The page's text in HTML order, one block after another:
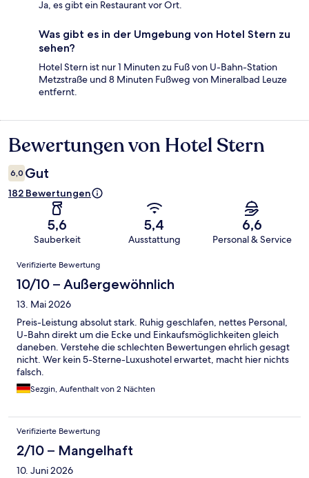
Ja, es gibt ein Restaurant vor Ort.
Was gibt es in der Umgebung von Hotel Stern zu
sehen?
Hotel Stern ist nur 1 Minuten zu Fuß von U-Bahn-Station
Metzstraße und 8 Minuten Fußweg von Mineralbad Leuze
entfernt.
Bewertungen
Bewertungen von Hotel Stern
6,0 Gut
182 Bewertungen
5,6
Sauberkeit
5,4
Ausstattung
6,6
Personal & Service
Bewertungen
Verifizierte Bewertung
10/10 – Außergewöhnlich
13. Mai 2026
Preis-Leistung absolut stark. Ruhig geschlafen, nettes Personal,
U-Bahn direkt um die Ecke und Einkaufsmöglichkeiten gleich
daneben. Verstehe die schlechten Bewertungen ehrlich gesagt
nicht. Wer kein 5-Sterne-Luxushotel erwartet, macht hier nichts
falsch.
Sezgin, Aufenthalt von 2 Nächten
Verifizierte Bewertung
2/10 – Mangelhaft
10. Juni 2026